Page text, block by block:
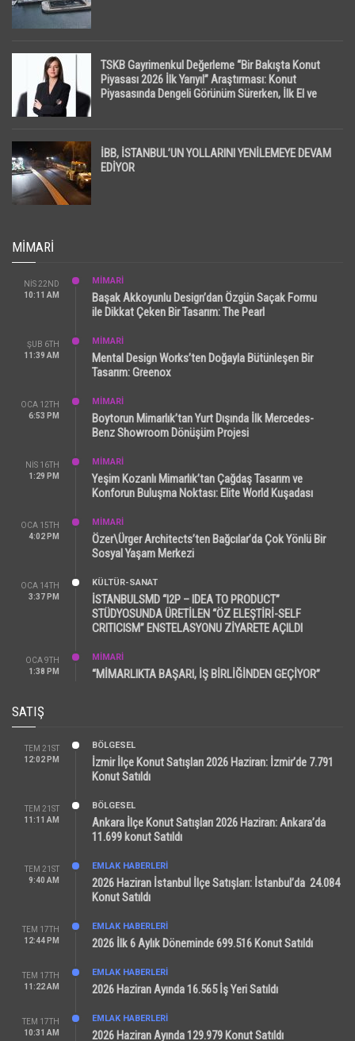
TSKB Gayrimenkul Değerleme “Bir Bakışta Konut
Piyasası 2026 İlk Yarıyıl” Araştırması: Konut
Piyasasında Dengeli Görünüm Sürerken, İlk El ve
İBB, İSTANBUL’UN YOLLARINI YENİLEMEYE DEVAM
EDİYOR
MIMARI
NIS 22ND
10:11 AM
MİMARİ
Başak Akkoyunlu Design’dan Özgün Saçak Formu
ile Dikkat Çeken Bir Tasarım: The Pearl
ŞUB 6TH
11:39 AM
MİMARİ
Mental Design Works’ten Doğayla Bütünleşen Bir
Tasarım: Greenox
OCA 12TH
6:53 PM
MİMARİ
Boytorun Mimarlık’tan Yurt Dışında İlk Mercedes-
Benz Showroom Dönüşüm Projesi
NIS 16TH
1:29 PM
MİMARİ
Yeşim Kozanlı Mimarlık’tan Çağdaş Tasarım ve
Konforun Buluşma Noktası: Elite World Kuşadası
OCA 15TH
4:02 PM
MİMARİ
Özer\Ürger Architects’ten Bağcılar’da Çok Yönlü Bir
Sosyal Yaşam Merkezi
OCA 14TH
3:37 PM
KÜLTÜR-SANAT
İSTANBULSMD “I2P – IDEA TO PRODUCT”
STÜDYOSUNDA ÜRETİLEN “ÖZ ELEŞTİRİ-SELF
CRITICISM” ENSTELASYONU ZİYARETE AÇILDI
OCA 9TH
1:38 PM
MİMARİ
“MİMARLIKTA BAŞARI, İŞ BİRLİĞİNDEN GEÇİYOR”
SATIŞ
TEM 21ST
12:02 PM
BÖLGESEL
İzmir İlçe Konut Satışları 2026 Haziran: İzmir’de 7.791
Konut Satıldı
TEM 21ST
11:11 AM
BÖLGESEL
Ankara İlçe Konut Satışları 2026 Haziran: Ankara’da
11.699 konut Satıldı
TEM 21ST
9:40 AM
EMLAK HABERLERI
2026 Haziran İstanbul İlçe Satışları: İstanbul’da 24.084
Konut Satıldı
TEM 17TH
12:44 PM
EMLAK HABERLERI
2026 İlk 6 Aylık Döneminde 699.516 Konut Satıldı
TEM 17TH
11:22 AM
EMLAK HABERLERI
2026 Haziran Ayında 16.565 İş Yeri Satıldı
TEM 17TH
10:31 AM
EMLAK HABERLERI
2026 Haziran Ayında 129.979 Konut Satıldı